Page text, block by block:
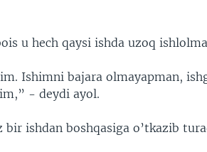
u hech qaysi ishda uzoq
Ishimni bajara olmayapman,
- deydi ayol.
ishdan boshqasiga o’tkazib